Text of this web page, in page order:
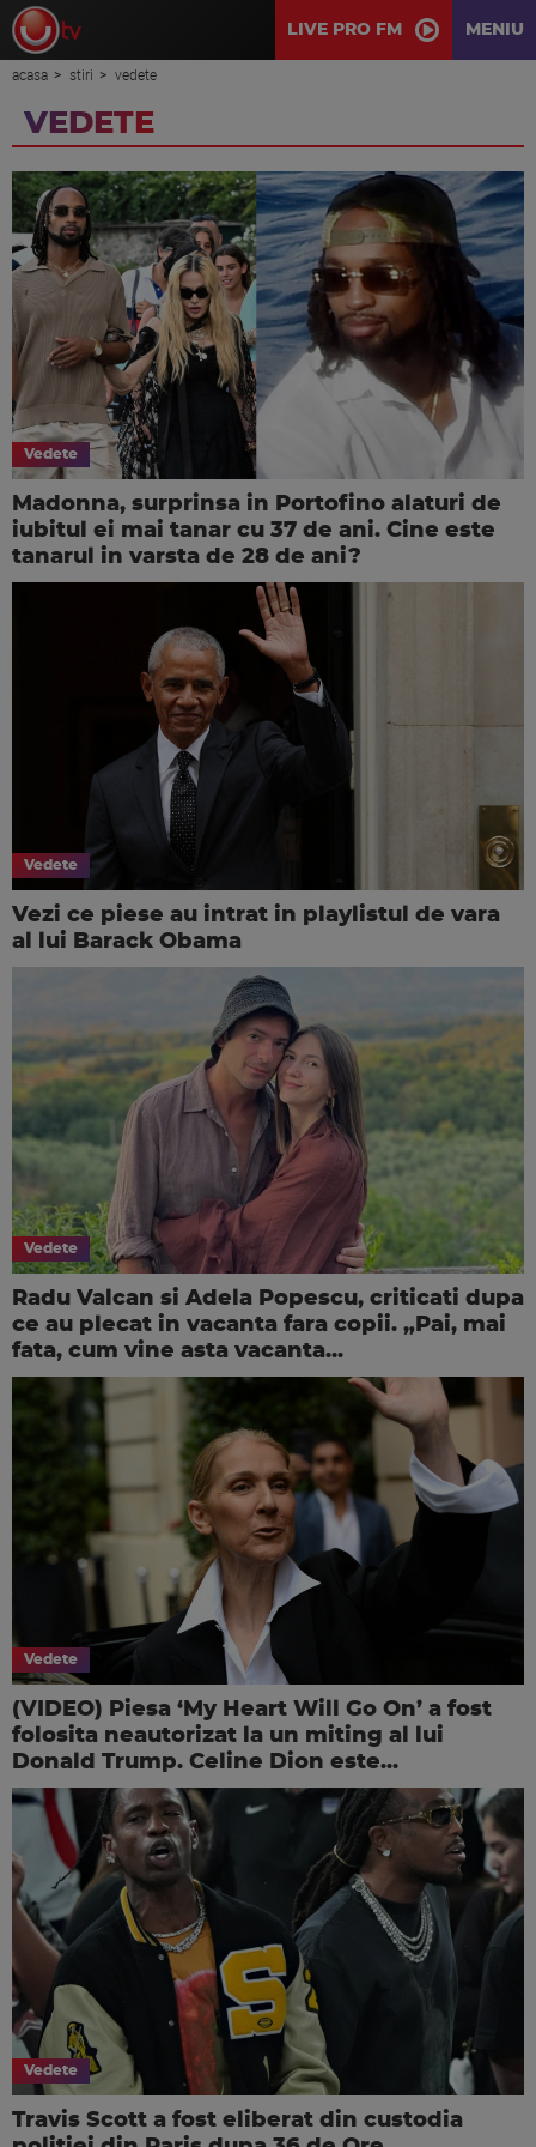
LIVE PRO FM MENIU
acasa stiri vedete
VEDETE
Vedete
Madonna, surprinsa in Portofino alaturi de
iubitul ei mai tanar cu 37 de ani. Cine este
tanarul in varsta de 28 de ani?
Vedete
Vezi ce piese au intrat in playlistul de vara
al lui Barack Obama
Vedete
Radu Valcan si Adela Popescu, criticati dupa
ce au plecat in vacanta fara copii. „Pai, mai
fata, cum vine asta vacanta...
Vedete
(VIDEO) Piesa ‘My Heart Will Go On’ a fost
folosita neautorizat la un miting al lui
Donald Trump. Celine Dion este...
Vedete
Travis Scott a fost eliberat din custodia